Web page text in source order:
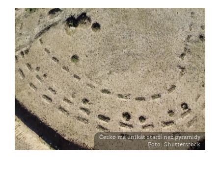
Česko má unikát starší než pyramidy
Foto: Shutterstock